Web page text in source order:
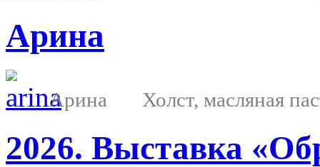
Арина
Арина Холст, масляная
2026. Выставка